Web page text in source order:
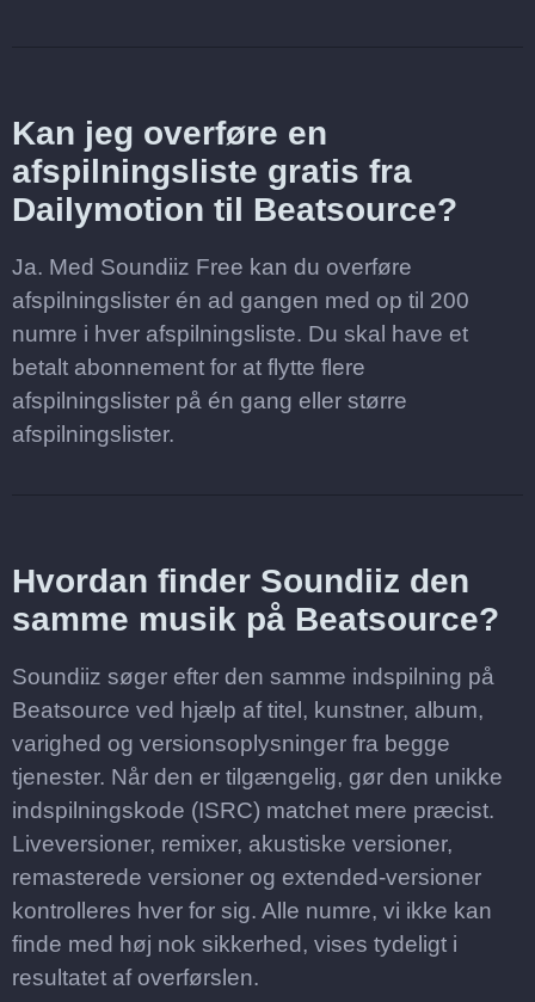
Kan jeg overføre en
afspilningsliste gratis fra
Dailymotion til Beatsource?
Ja. Med Soundiiz Free kan du overføre
afspilningslister én ad gangen med op til 200
numre i hver afspilningsliste. Du skal have et
betalt abonnement for at flytte flere
afspilningslister på én gang eller større
afspilningslister.
Hvordan finder Soundiiz den
samme musik på Beatsource?
Soundiiz søger efter den samme indspilning på
Beatsource ved hjælp af titel, kunstner, album,
varighed og versionsoplysninger fra begge
tjenester. Når den er tilgængelig, gør den unikke
indspilningskode (ISRC) matchet mere præcist.
Liveversioner, remixer, akustiske versioner,
remasterede versioner og extended-versioner
kontrolleres hver for sig. Alle numre, vi ikke kan
finde med høj nok sikkerhed, vises tydeligt i
resultatet af overførslen.